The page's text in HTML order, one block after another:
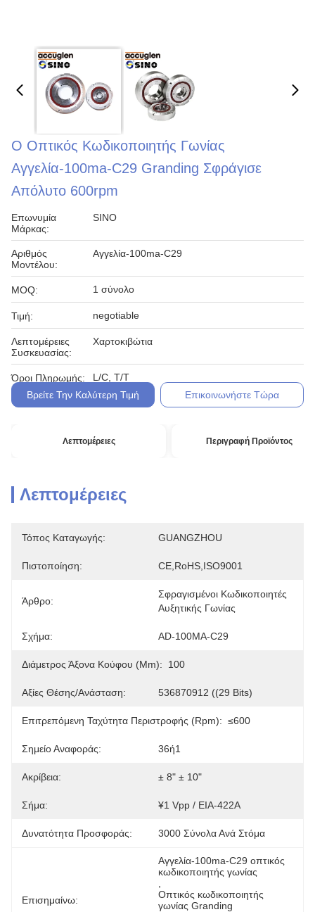
Ο Οπτικός Κωδικοποιητής Γωνίας
Αγγελία-100ma-C29 Granding Σφράγισε
Απόλυτο 600rpm
Επωνυμία
Μάρκας:
SINO
Αριθμός
Μοντέλου:
Αγγελία-100ma-C29
MOQ: 1 σύνολο
Τιμή: negotiable
Λεπτομέρειες
Συσκευασίας:
Χαρτοκιβώτια
Όροι Πληρωμής:
L/C, T/T
Βρείτε Την Καλύτερη Τιμή
Επικοινωνήστε Τώρα
Λεπτομέρειες Περιγραφή Προϊόντος
Λεπτομέρειες
Τόπος Καταγωγής: GUANGZHOU
Πιστοποίηση: CE,RoHS,ISO9001
Άρθρο:
Σφραγισμένοι Κωδικοποιητές
Αυξητικής Γωνίας
Σχήμα: AD-100MA-C29
Διάμετρος Άξονα Κούφου (mm): 100
Αξίες Θέσης/ανάσταση: 536870912 ((29 Bits)
Επιτρεπόμενη Ταχύτητα Περιστροφής (rpm): ≤600
Σημείο Αναφοράς: 36ή1
Ακρίβεια: ± 8" ± 10"
Σήμα: ¥1 Vpp / EIA-422A
Δυνατότητα Προσφοράς: 3000 Σύνολα Ανά Στόμα
Επισημαίνω:
Αγγελία-100ma-C29 οπτικός
κωδικοποιητής γωνίας
Οπτικός κωδικοποιητής
γωνίας Granding